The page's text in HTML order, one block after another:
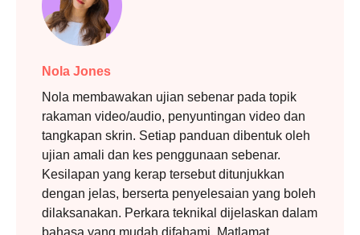
Nola Jones
Nola membawakan ujian sebenar pada topik
rakaman video/audio, penyuntingan video dan
tangkapan skrin. Setiap panduan dibentuk oleh
ujian amali dan kes penggunaan sebenar.
Kesilapan yang kerap tersebut ditunjukkan
dengan jelas, berserta penyelesaian yang boleh
dilaksanakan. Perkara teknikal dijelaskan dalam